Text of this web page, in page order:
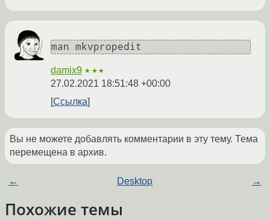
man mkvpropedit
damix9 ★★★
27.02.2021 18:51:48 +00:00
Ссылка
Вы не можете добавлять комментарии в эту тему. Тема
перемещена в архив.
← Desktop →
Похожие темы